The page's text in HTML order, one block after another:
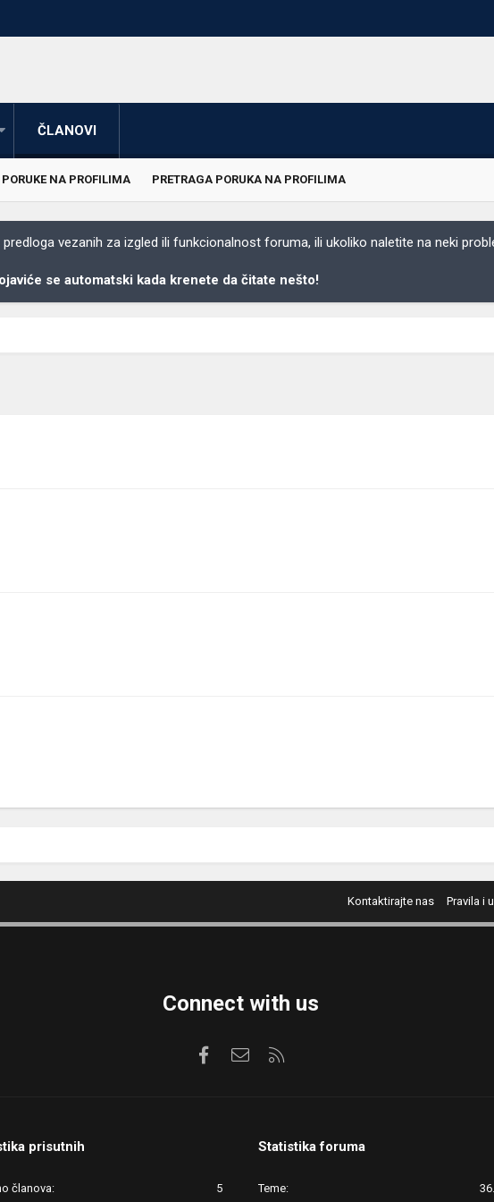
ČLANOVI
PORUKE NA PROFILIMA PRETRAGA PORUKA NA PROFILIMA
vezanih za izgled ili funkcionalnost foruma, ili ukoliko naletite na neki
se automatski kada krenete da čitate nešto!
Kontaktirajte nas Pravila i
Connect with us
FacebookKontaktirajte nas
prisutnih
članova 5
Statistika foruma
Teme